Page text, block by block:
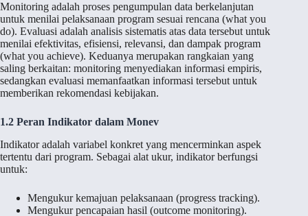
Monitoring adalah proses pengumpulan data berkelanjutan
untuk menilai pelaksanaan program sesuai rencana (what you
do). Evaluasi adalah analisis sistematis atas data tersebut untuk
menilai efektivitas, efisiensi, relevansi, dan dampak program
(what you achieve). Keduanya merupakan rangkaian yang
saling berkaitan: monitoring menyediakan informasi empiris,
sedangkan evaluasi memanfaatkan informasi tersebut untuk
memberikan rekomendasi kebijakan.
1.2 Peran Indikator dalam Monev
Indikator adalah variabel konkret yang mencerminkan aspek
tertentu dari program. Sebagai alat ukur, indikator berfungsi
untuk:
Mengukur kemajuan pelaksanaan (progress tracking).
Mengukur pencapaian hasil (outcome monitoring).